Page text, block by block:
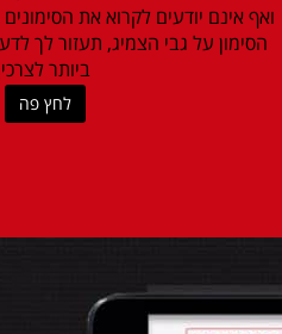
ואף אינם יודעים לקרוא את
הסימון על גבי הצמיג, תעזור לך
ביותר
לחץ פה